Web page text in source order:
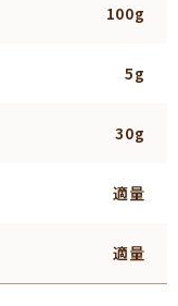
100g
5g
30g
適量
適量